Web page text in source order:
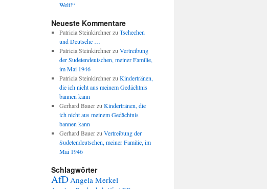
Welt!“
Neueste Kommentare
Patricia Steinkirchnerzu Tschechen
und Deutsche …
Patricia Steinkirchnerzu Vertreibung
der Sudetendeutschen, meiner Familie,
im Mai 1946
Patricia Steinkirchnerzu Kindertränen,
die ich nicht aus meinem Gedächtnis
bannen kann
Gerhard Bauerzu Kindertränen, die
ich nicht aus meinem Gedächtnis
bannen kann
Gerhard Bauerzu Vertreibung der
Sudetendeutschen, meiner Familie, im
Mai 1946
Schlagwörter
AfDAngela Merkel